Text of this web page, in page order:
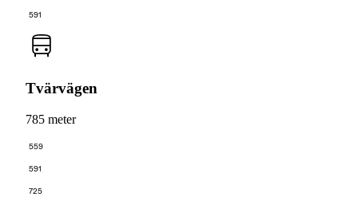
591
Tvärvägen
785 meter
559
591
725